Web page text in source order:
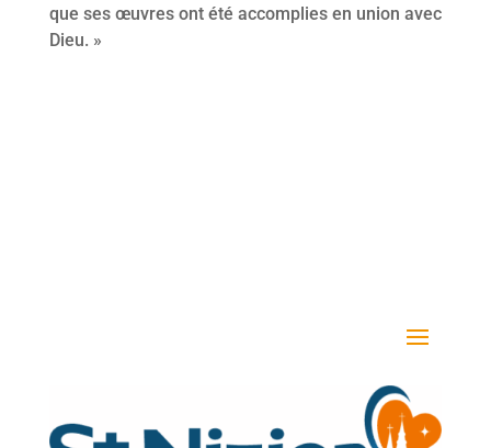
que ses œuvres ont été accomplies en union avec
Dieu. »